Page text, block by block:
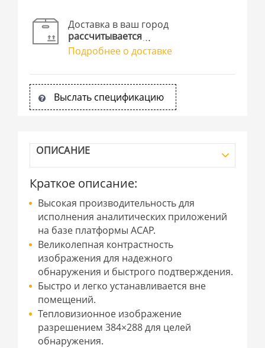
Доставка в ваш город
рассчитывается
Подробнее о доставке
Выслать спецификацию
ОПИСАНИЕ
Краткое описание:
Высокая производительность для
исполнения аналитических приложений
на базе платформы ACAP.
Великолепная контрастность
изображения для надежного
обнаружения и быстрого подтверждения.
Быстро и легко устанавливается вне
помещений.
Тепловизионное изображение
разрешением 384×288 для целей
обнаружения.